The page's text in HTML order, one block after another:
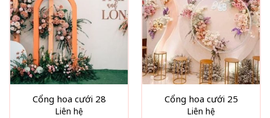
Cổng hoa cưới 28
Liên hệ
Cổng hoa cưới 25
Liên hệ